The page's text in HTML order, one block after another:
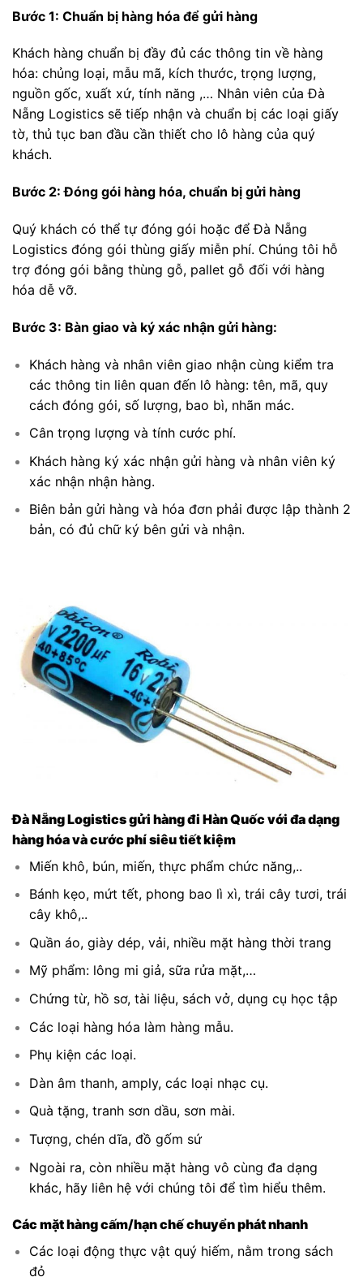
Bước 1: Chuẩn bị hàng hóa để gửi hàng
Khách hàng chuẩn bị đầy đủ các thông tin về hàng
hóa: chủng loại, mẫu mã, kích thước, trọng lượng,
nguồn gốc, xuất xứ, tính năng ,… Nhân viên của Đà
Nẵng Logistics sẽ tiếp nhận và chuẩn bị các loại giấy
tờ, thủ tục ban đầu cần thiết cho lô hàng của quý
khách.
Bước 2: Đóng gói hàng hóa, chuẩn bị gửi hàng
Quý khách có thể tự đóng gói hoặc để Đà Nẵng
Logistics đóng gói thùng giấy miễn phí. Chúng tôi hỗ
trợ đóng gói bằng thùng gỗ, pallet gỗ đối với hàng
hóa dễ vỡ.
Bước 3: Bàn giao và ký xác nhận gửi hàng:
Khách hàng và nhân viên giao nhận cùng kiểm tra
các thông tin liên quan đến lô hàng: tên, mã, quy
cách đóng gói, số lượng, bao bì, nhãn mác.
Cân trọng lượng và tính cước phí.
Khách hàng ký xác nhận gửi hàng và nhân viên ký
xác nhận nhận hàng.
Biên bản gửi hàng và hóa đơn phải được lập thành 2
bản, có đủ chữ ký bên gửi và nhận.
Đà Nẵng Logistics gửi hàng đi Hàn Quốc với đa dạng
hàng hóa và cước phí siêu tiết kiệm
Miến khô, bún, miến, thực phẩm chức năng,..
Bánh kẹo, mứt tết, phong bao lì xì, trái cây tươi, trái
cây khô,..
Quần áo, giày dép, vải, nhiều mặt hàng thời trang
Mỹ phẩm: lông mi giả, sữa rửa mặt,…
Chứng từ, hồ sơ, tài liệu, sách vở, dụng cụ học tập
Các loại hàng hóa làm hàng mẫu.
Phụ kiện các loại.
Dàn âm thanh, amply, các loại nhạc cụ.
Quà tặng, tranh sơn dầu, sơn mài.
Tượng, chén dĩa, đồ gốm sứ
Ngoài ra, còn nhiều mặt hàng vô cùng đa dạng
khác, hãy liên hệ với chúng tôi để tìm hiểu thêm.
Các mặt hàng cấm/hạn chế chuyển phát nhanh
Các loại động thực vật quý hiếm, nằm trong sách
đỏ